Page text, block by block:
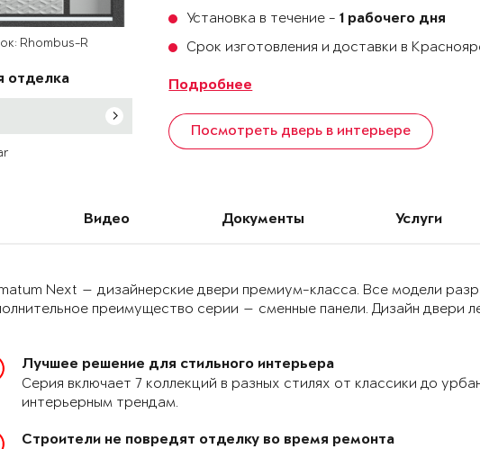
Rhombus-R
отделка
Установка в течение -1 рабочего дня
Срок изготовления и доставки в
Подробнее
Посмотреть дверь в интерьере
Видео Документы Услуги
Next — дизайнерские двери премиум-класса. Все модели
преимущество серии — сменные панели. Дизайн двери
Лучшее решение для стильного интерьера
Серия включает 7 коллекций в разных стилях от классики до
интерьерным трендам.
Строители не повредят отделку во время ремонта